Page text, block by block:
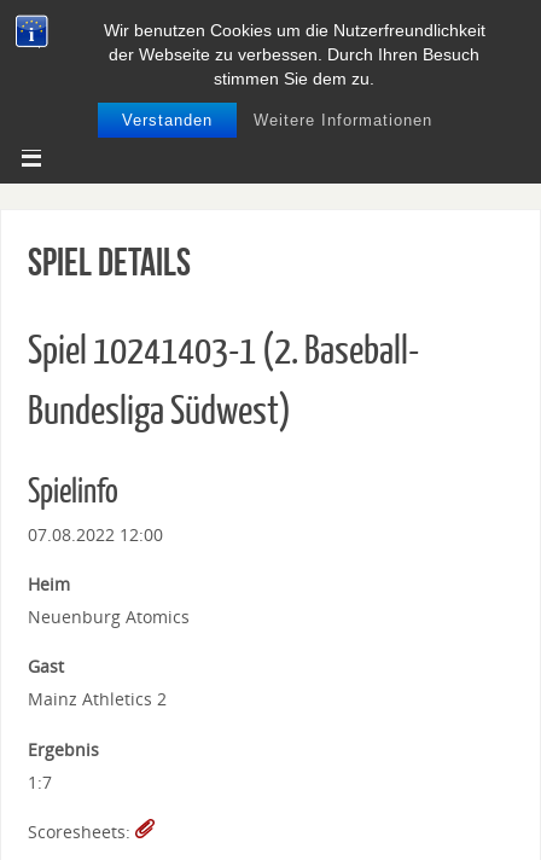
Wir benutzen Cookies um die Nutzerfreundlichkeit
der Webseite zu verbessen. Durch Ihren Besuch
stimmen Sie dem zu.
Verstanden Weitere Informationen
BASEBALL UND SOFTBALL IN
NIEDERSACHSEN
Spiel Details
Spiel 10241403-1 (2. Baseball-
Bundesliga Südwest)
Spielinfo
07.08.2022 12:00
Heim
Neuenburg Atomics
Gast
Mainz Athletics 2
Ergebnis
1:7
Scoresheets: